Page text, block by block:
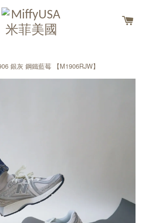
銀灰 鋼鐵藍莓 【M1906RJW】